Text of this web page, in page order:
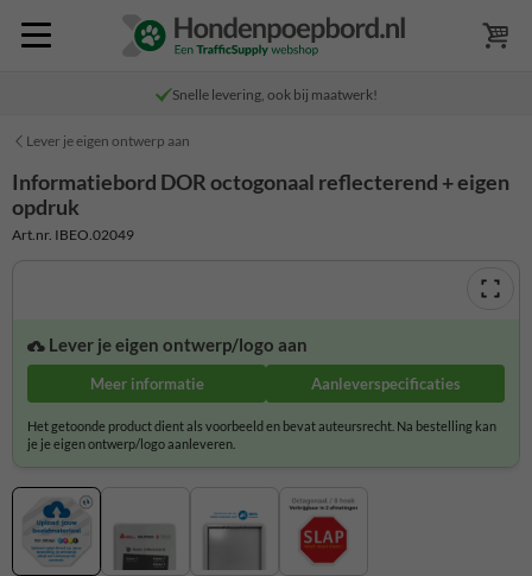
Snelle levering, ook bij maatwerk!
Lever je eigen ontwerp aan
Informatiebord DOR octogonaal reflecterend + eigen
opdruk
Art.nr. IBEO.02049
Lever je eigen ontwerp/logo aan
Meer informatie Aanleverspecificaties
Het getoonde product dient als voorbeeld en bevat auteursrecht. Na bestelling kan
je je eigen ontwerp/logo aanleveren.